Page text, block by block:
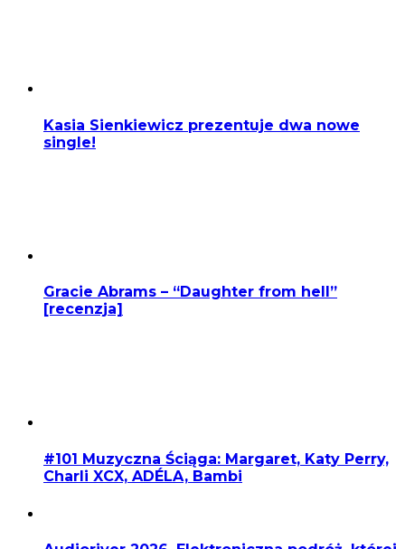
Kasia Sienkiewicz prezentuje dwa nowe
single!
Gracie Abrams – “Daughter from hell”
[recenzja]
#101 Muzyczna Ściąga: Margaret, Katy Perry,
Charli XCX, ADÉLA, Bambi